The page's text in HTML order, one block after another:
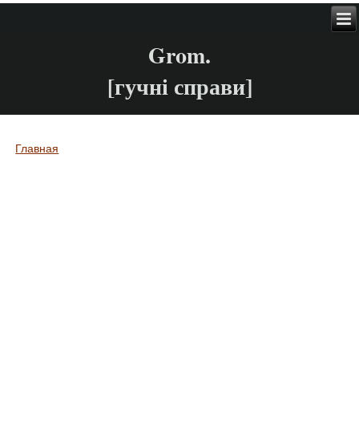
Grom.
[гучні справи]
Вы здесь
Главная